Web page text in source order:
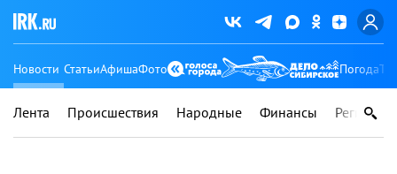
Новости СтатьиАфишаФото Погода
Лента Происшествия Народные Финансы Регионы